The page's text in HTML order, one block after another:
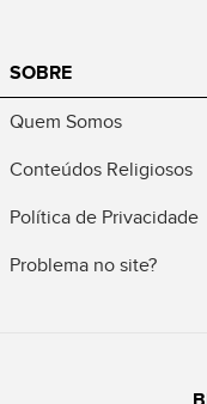
SOBRE
Quem Somos
Conteúdos Religiosos
Política de Privacidade
Problema no site?